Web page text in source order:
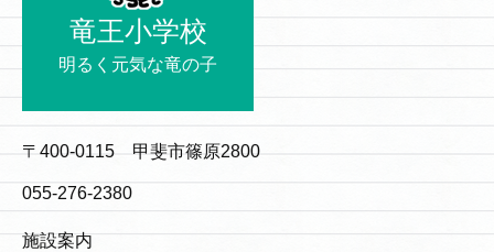
竜王小学校
明るく元気な竜の子
〒400-0115 甲斐市篠原2800
055-276-2380
施設案内